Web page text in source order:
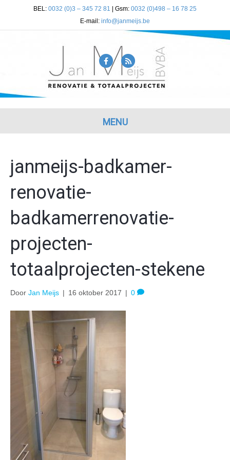
BEL: 0032 (0)3 – 345 72 81 | Gsm: 0032 (0)498 – 16 78 25
E-mail: info@janmeijs.be
F
a
c
b
o
k
R
s
s
MENU
janmeijs-badkamer-
renovatie-
badkamerrenovatie-
projecten-
totaalprojecten-stekene
Door Jan Meijs | 16 oktober 2017 | 0